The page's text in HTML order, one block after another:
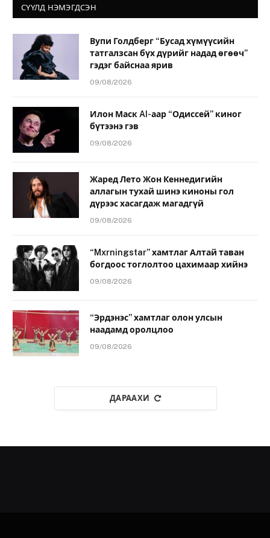
СҮҮЛД НЭМЭГДСЭН
Вупи Голдберг “Бусад хүмүүсийн
татгалзсан бүх дүрийг надад өгөөч”
гэдэг байснаа ярив
09/08/2026
Илон Маск AI-аар “Одиссей” киног
бүтээнэ гэв
09/08/2026
Жаред Лето Жон Кеннедигийн
аллагын тухай шинэ киноны гол
дүрээс хасагдаж магадгүй
09/08/2026
“Mxrningstar” хамтлаг Алтай таван
богдоос тоглолтоо цахимаар хийнэ
09/08/2026
“Эрдэнэс” хамтлаг олон улсын
наадамд оролцлоо
09/08/2026
ДАРААХИ